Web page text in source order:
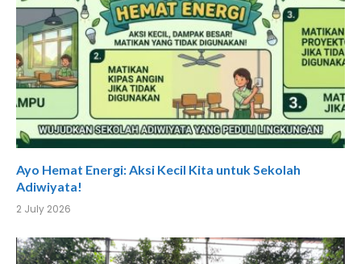
Ayo Hemat Energi: Aksi Kecil Kita untuk Sekolah
Adiwiyata!
2 July 2026